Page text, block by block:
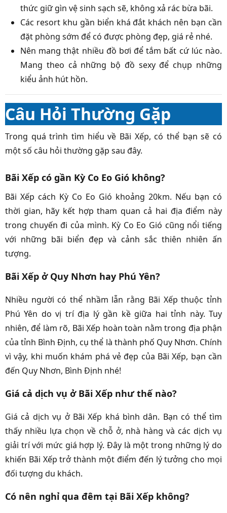
thức giữ gìn vệ sinh sạch sẽ, không xả rác bừa bãi.
Các resort khu gần biển khá đắt khách nên bạn cần
đặt phòng sớm để có được phòng đẹp, giá rẻ nhé.
Nên mang thật nhiều đồ bơi để tắm bất cứ lúc nào.
Mang theo cả những bộ đồ sexy để chụp những
kiểu ảnh hút hồn.
Câu Hỏi Thường Gặp
Trong quá trình tìm hiểu về Bãi Xếp, có thể bạn sẽ có
một số câu hỏi thường gặp sau đây.
Bãi Xếp có gần Kỳ Co Eo Gió không?
Bãi Xếp cách Kỳ Co Eo Gió khoảng 20km. Nếu bạn có
thời gian, hãy kết hợp tham quan cả hai địa điểm này
trong chuyến đi của mình. Kỳ Co Eo Gió cũng nổi tiếng
với những bãi biển đẹp và cảnh sắc thiên nhiên ấn
tượng.
Bãi Xếp ở Quy Nhơn hay Phú Yên?
Nhiều người có thể nhầm lẫn rằng Bãi Xếp thuộc tỉnh
Phú Yên do vị trí địa lý gần kề giữa hai tỉnh này. Tuy
nhiên, để làm rõ, Bãi Xếp hoàn toàn nằm trong địa phận
của tỉnh Bình Định, cụ thể là thành phố Quy Nhơn. Chính
vì vậy, khi muốn khám phá vẻ đẹp của Bãi Xếp, bạn cần
đến Quy Nhơn, Bình Định nhé!
Giá cả dịch vụ ở Bãi Xếp như thế nào?
Giá cả dịch vụ ở Bãi Xếp khá bình dân. Bạn có thể tìm
thấy nhiều lựa chọn về chỗ ở, nhà hàng và các dịch vụ
giải trí với mức giá hợp lý. Đây là một trong những lý do
khiến Bãi Xếp trở thành một điểm đến lý tưởng cho mọi
đối tượng du khách.
Có nên nghỉ qua đêm tại Bãi Xếp không?